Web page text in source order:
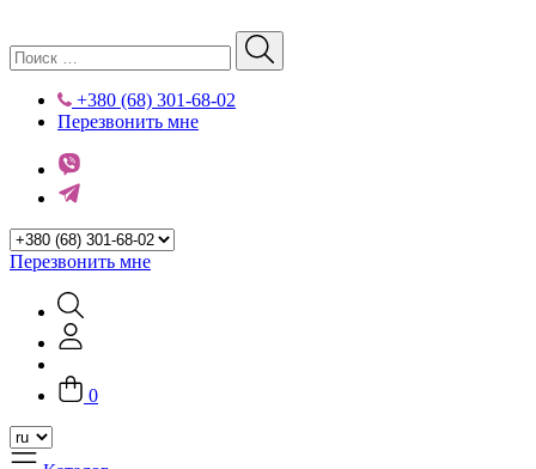
+380 (68) 301-68-02
Перезвонить мне
Перезвонить мне
0